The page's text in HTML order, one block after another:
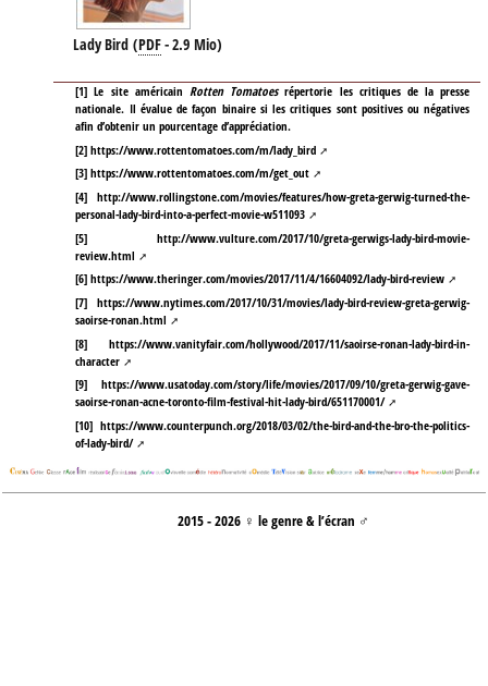
Lady Bird (PDF-2.9 Mio)
[1]Le site américainRotten Tomatoesrépertorie les critiques de la presse
nationale. Il évalue de façon binaire si les critiques sont positives ou négatives
afin d’obtenir un pourcentage d’appréciation.
[2]https://www.rottentomatoes.com/m/lady_bird
[3]https://www.rottentomatoes.com/m/get_out
[4]http://www.rollingstone.com/movies/features/how-greta-gerwig-turned-the-
personal-lady-bird-into-a-perfect-movie-w511093
[5]http://www.vulture.com/2017/10/greta-gerwigs-lady-bird-movie-
review.html
[6]https://www.theringer.com/movies/2017/11/4/16604092/lady-bird-review
[7]https://www.nytimes.com/2017/10/31/movies/lady-bird-review-greta-gerwig-
saoirse-ronan.html
[8]https://www.vanityfair.com/hollywood/2017/11/saoirse-ronan-lady-bird-in-
character
[9]https://www.usatoday.com/story/life/movies/2017/09/10/greta-gerwig-gave-
saoirse-ronan-acne-toronto-film-festival-hit-lady-bird/651170001/
[10]https://www.counterpunch.org/2018/03/02/the-bird-and-the-bro-the-politics-
of-lady-bird/
2015 - 2026 ♀ le genre & l’écran ♂